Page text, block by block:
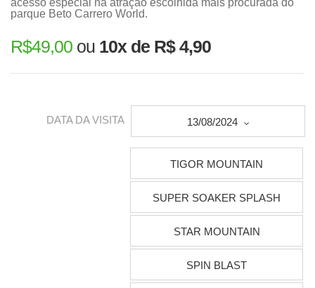
acesso especial na atração escolhida mais procurada do
parque Beto Carrero World.
R$49,00 ou 10x de R$ 4,90
DATA DA VISITA 13/08/2024
TIGOR MOUNTAIN
SUPER SOAKER SPLASH
STAR MOUNTAIN
SPIN BLAST